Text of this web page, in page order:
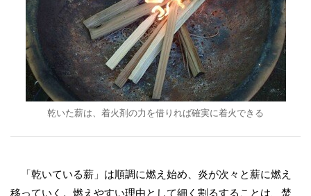
乾いた薪は、着火剤の力を借りれば確実に着火できる
「乾いている薪」は順調に燃え始め、炎が次々と薪に燃え
移っていく。燃えやすい理由として細く割るすることは、焚